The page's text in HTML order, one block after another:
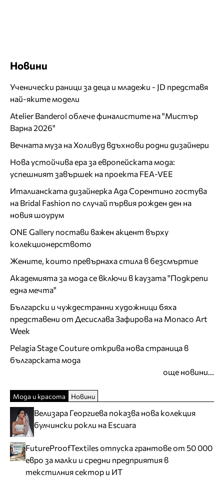
Новини
Ученически раници за деца и младежи - JD представя
най-яките модели
Atelier Banderol облече финалистите на "Мистър
Варна 2026"
Вечната муза на Холивуд вдъхнови родни дизайнери
Нова устойчива ера за европейската мода:
успешният завършек на проекта FEA-VEE
Италианската дизайнерка Ада Сорентино гостува
на Bridal Fashion по случай първия рожден ден на
новия шоурум
ONE Gallery постави важен акцент върху
колекционерството
Жените, които превърнаха стила в безсмъртие
Академията за мода се включи в каузата "Подкрепи
една мечта"
Български и чуждестранни художници бяха
представени от Десислава Зафирова на Monaco Art
Week
Pelagia Stage Couture открива нова страница в
българската мода
още новини...
Мода и красота Новини
Велизара Георгиева показва нова колекция
булчински рокли на Escuara
FutureProofTextiles отпуска грантове от 50 000
евро за малки и средни предприятия в
текстилния сектор и ИТ